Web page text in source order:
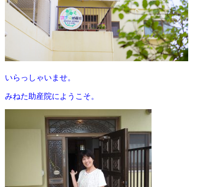
いらっしゃいませ。
みねた助産院にようこそ。